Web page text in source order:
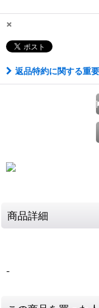
×
返品特約に関する重
商品詳細
-